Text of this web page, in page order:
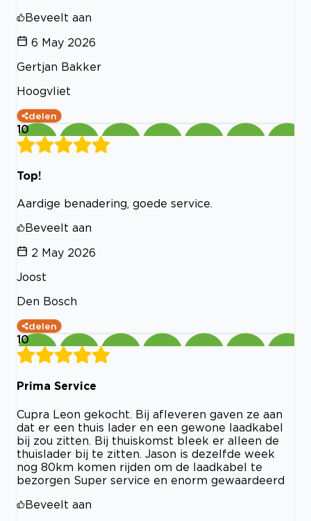
Beveelt aan
6 May 2026
Gertjan Bakker
Hoogvliet
delen
10
Top!
Aardige benadering, goede service.
Beveelt aan
2 May 2026
Joost
Den Bosch
delen
10
Prima Service
Cupra Leon gekocht. Bij afleveren gaven ze aan
dat er een thuis lader en een gewone laadkabel
bij zou zitten. Bij thuiskomst bleek er alleen de
thuislader bij te zitten. Jason is dezelfde week
nog 80km komen rijden om de laadkabel te
bezorgen Super service en enorm gewaardeerd
Beveelt aan